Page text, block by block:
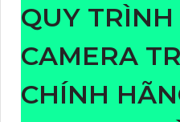
QUY
CAMERA
CHÍNH